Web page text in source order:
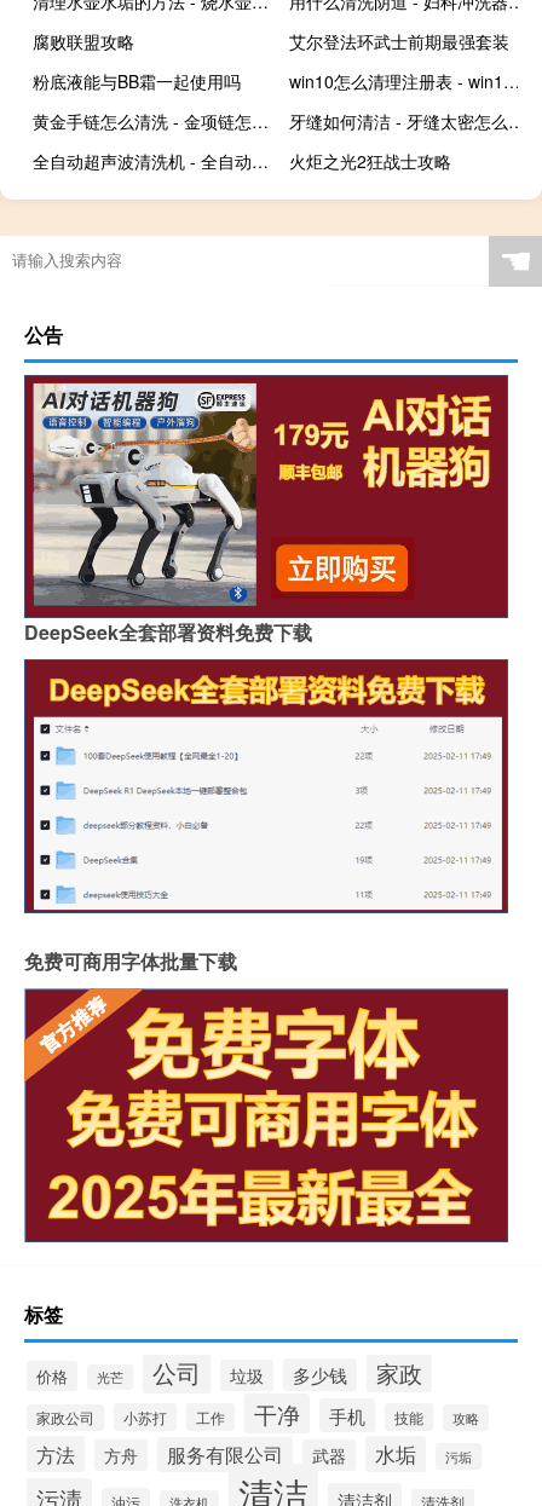
腐败联盟攻略
艾尔登法环武士前期最强套装
粉底液能与BB霜一起使用吗
win10怎么清理注册表 - win10自带注册表清理工具吗
黄金手链怎么清洗 - 金项链怎么清洗干净
牙缝如何清洁 - 牙缝太密怎么清洁
全自动超声波清洗机 - 全自动多臂式超声波清洗机
火炬之光2狂战士攻略
☚
公告
DeepSeek全套部署资料免费下载
免费可商用字体批量下载
标签
价格 光芒 公司 垃圾 多少钱 家政
家政公司 小苏打 工作 干净 手机 技能 攻略
方法 方舟 服务有限公司 武器 水垢 污垢
污渍 油污 清洁 清洁剂